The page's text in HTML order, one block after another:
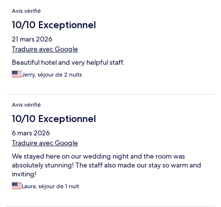
Avis
Avis vérifié
10/10 Exceptionnel
21 mars 2026
Traduire avec Google
Beautiful hotel and very helpful staff.
Jerry, séjour de 2 nuits
Avis vérifié
10/10 Exceptionnel
6 mars 2026
Traduire avec Google
We stayed here on our wedding night and the room was
absolutely stunning! The staff also made our stay so warm and
inviting!
Laura, séjour de 1 nuit